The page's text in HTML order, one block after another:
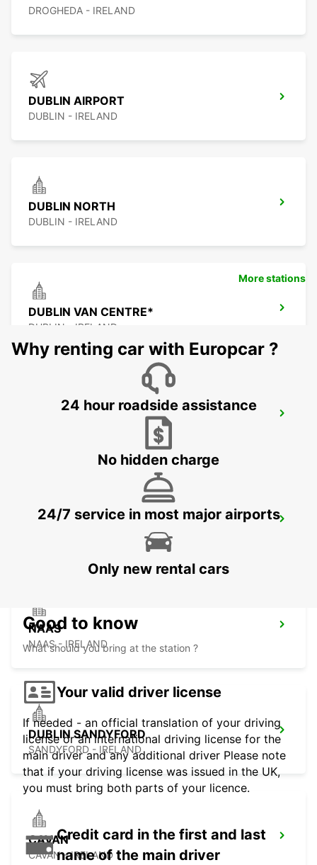
DROGHEDA - IRELAND
DUBLIN AIRPORT
DUBLIN - IRELAND
DUBLIN NORTH
DUBLIN - IRELAND
DUBLIN VAN CENTRE*
DUBLIN - IRELAND
DUBLIN SPENCER DOCK
DUBLIN SOUTH
NAAS
NAAS - IRELAND
DUBLIN SANDYFORD
SANDYFORD - IRELAND
CAVAN
CAVAN - IRELAND
More stations
Why renting car with Europcar ?
24 hour roadside assistance
No hidden charge
24/7 service in most major airports
Only new rental cars
Good to know
What should you bring at the station ?
Your valid driver license
If needed - an official translation of your driving
license or an international driving license for the
main driver and any additional driver Please note
that if your driving license was issued in the UK,
you must bring both parts of your licence.
Credit card in the first and last
name of the main driver